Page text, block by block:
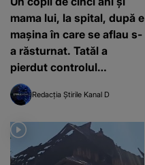
mama lui, la spital, după e
mașina în care se aflau s-
a răsturnat. Tatăl a
pierdut controlul
volanului
Redacția Știrile Kanal D